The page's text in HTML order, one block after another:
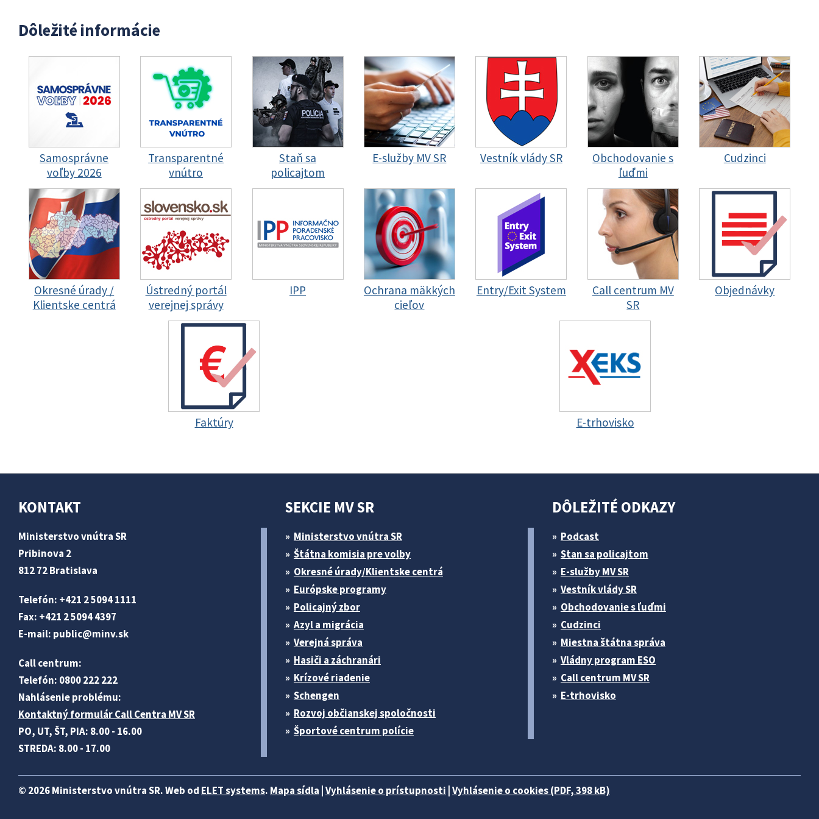
Dôležité informácie
Samosprávne
voľby 2026
Transparentné
vnútro
Staň sa
policajtom
E-služby MV SR Vestník vlády SR
Obchodovanie s
ľuďmi
Cudzinci
Okresné úrady /
Klientske centrá
Ústredný portál
verejnej správy
IPP
Ochrana mäkkých
cieľov
Entry/Exit System
Call centrum MV
SR
Objednávky
Faktúry E-trhovisko
KONTAKT
Ministerstvo vnútra SR
Pribinova 2
812 72 Bratislava
Telefón: +421 2 5094 1111
Fax: +421 2 5094 4397
E-mail: public@minv.sk
Call centrum:
Telefón: 0800 222 222
Nahlásenie problému:
Kontaktný formulár Call Centra MV SR
PO, UT, ŠT, PIA: 8.00 - 16.00
STREDA: 8.00 - 17.00
SEKCIE MV SR
Ministerstvo vnútra SR
Štátna komisia pre volby
Okresné úrady/Klientske centrá
Európske programy
Policajný zbor
Azyl a migrácia
Verejná správa
Hasiči a záchranári
Krízové riadenie
Schengen
Rozvoj občianskej spoločnosti
Športové centrum polície
DÔLEŽITÉ ODKAZY
Podcast
Stan sa policajtom
E-služby MV SR
Vestník vlády SR
Obchodovanie s ľuďmi
Cudzinci
Miestna štátna správa
Vládny program ESO
Call centrum MV SR
E-trhovisko
© 2026 Ministerstvo vnútra SR. Web od ELET systems. Mapa sídla Vyhlásenie o prístupnosti Vyhlásenie o cookies (PDF, 398 kB)